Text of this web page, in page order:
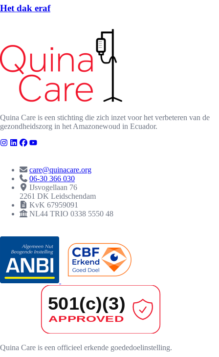
Het dak eraf
Quina Care is een stichting die zich inzet voor het verbeteren van de
gezondheidszorg in het Amazonewoud in Ecuador.
care@quinacare.org
06-30 366 030
IJsvogellaan 76
2261 DK Leidschendam
KvK 67959091
NL44 TRIO 0338 5550 48
Quina Care is een officieel erkende goededoelinstelling.